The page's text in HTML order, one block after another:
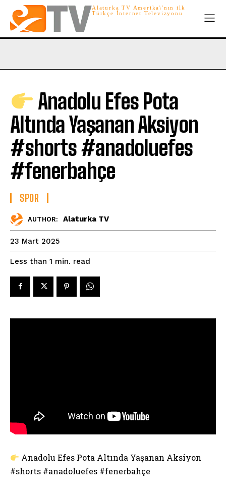
Alaturka TV Amerika\'nın ilk
Türkçe İnternet Televizyonu
Anadolu Efes Pota
Altında Yaşanan Aksiyon
#shorts #anadoluefes
#fenerbahçe
SPOR
AUTHOR: Alaturka TV
23 Mart 2025
Less than 1 min. read
Anadolu Efes Pota Altında Yaşanan Aksiyon
#shorts #anadoluefes #fenerbahçe